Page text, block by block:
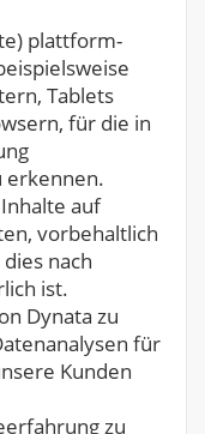
plattform-
Tablets
für die in
erkennen.
auf
vorbehaltlich
nach
ist.
Dynata zu
für
Kunden
zu